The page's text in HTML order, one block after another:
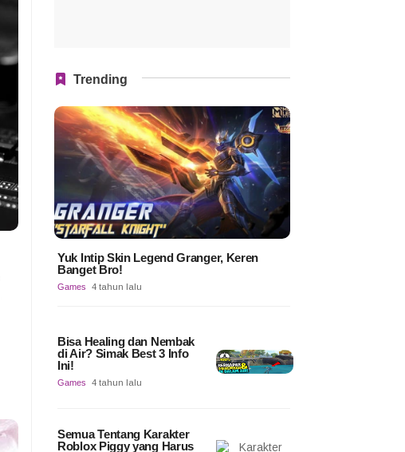
Trending
Yuk Intip Skin Legend Granger, Keren
Banget Bro!
Games 4 tahun lalu
Bisa Healing dan Nembak
di Air? Simak Best 3 Info
Ini!
Games 4 tahun lalu
Semua Tentang Karakter
Roblox Piggy yang Harus